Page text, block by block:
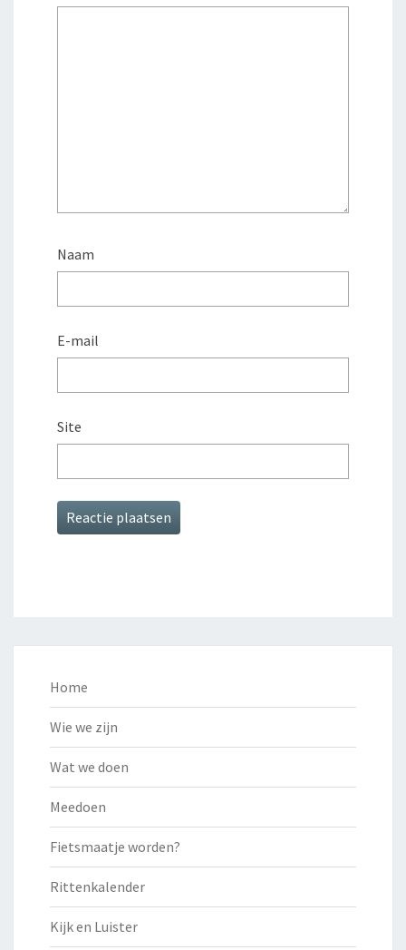
Naam
E-mail
Site
Home
Wie we zijn
Wat we doen
Meedoen
Fietsmaatje worden?
Rittenkalender
Kijk en Luister